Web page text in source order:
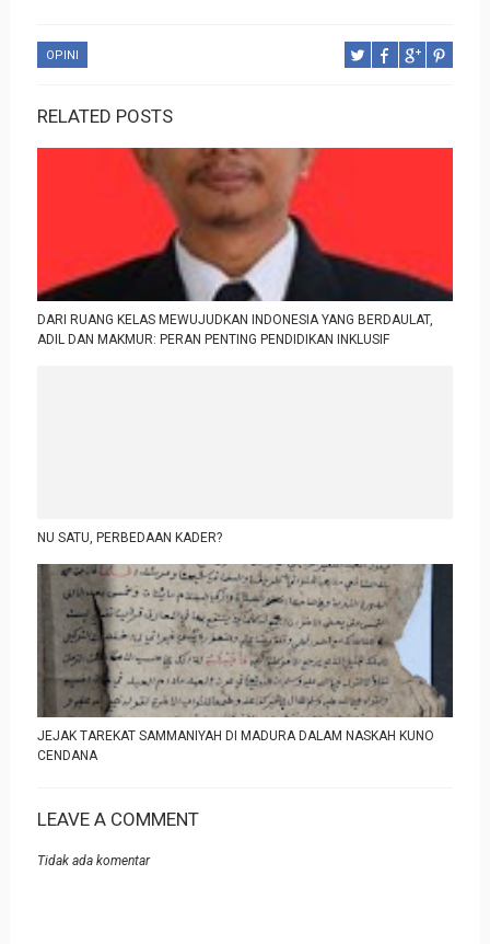
OPINI
RELATED POSTS
DARI RUANG KELAS MEWUJUDKAN INDONESIA YANG BERDAULAT,
ADIL DAN MAKMUR: PERAN PENTING PENDIDIKAN INKLUSIF
NU SATU, PERBEDAAN KADER?
JEJAK TAREKAT SAMMANIYAH DI MADURA DALAM NASKAH KUNO
CENDANA
LEAVE A COMMENT
Tidak ada komentar